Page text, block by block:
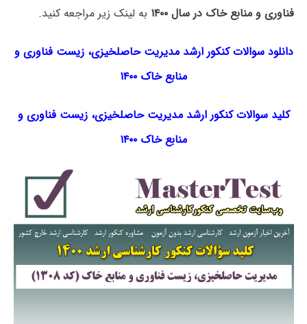
فناوری و منابع خاک در سال ۱۴۰۰
به لینک زیر مراجعه کنید.
دانلود سوالات کنکور ارشد مدیریت حاصلخیزی، زیست فناوری و
منابع خاک ۱۴۰۰
کلید سوالات کنکور ارشد مدیریت حاصلخیزی، زیست فناوری و
منابع خاک ۱۴۰۰